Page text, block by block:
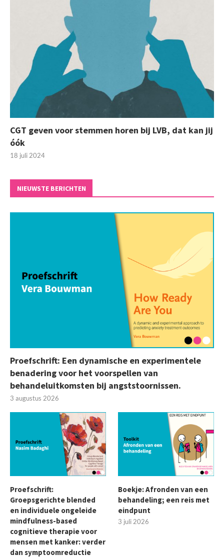
CGT geven voor stemmen horen bij LVB, dat kan jij
óók
18 juli 2024
NIEUWSTE BERICHTEN
Proefschrift: Een dynamische en experimentele
benadering voor het voorspellen van
behandeluitkomsten bij angststoornissen.
3 augustus 2026
Proefschrift:
Groepsgerichte blended
en individuele ongeleide
mindfulness-based
cognitieve therapie voor
mensen met kanker: verder
dan symptoomreductie
Boekje: Afronden van een
behandeling; een reis met
eindpunt
3 juli 2026